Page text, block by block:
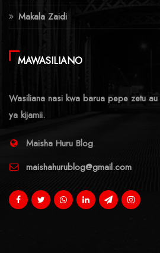
Makala Zaidi
MAWASILIANO
Wasiliana nasi kwa barua pepe zetu
ya kijamii.
Maisha Huru Blog
maishahurublog@gmail.com